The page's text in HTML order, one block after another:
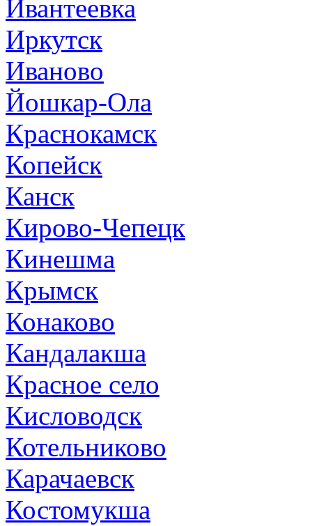
Ивантеевка
Иркутск
Иваново
Йошкар-Ола
Краснокамск
Копейск
Канск
Кирово-Чепецк
Кинешма
Крымск
Конаково
Кандалакша
Красное село
Кисловодск
Котельниково
Карачаевск
Костомукша